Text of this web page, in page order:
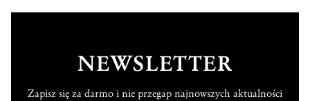
NEWSLETTER
Zapisz się za darmo i nie przegap najnowszych aktualności